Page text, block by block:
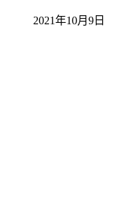
2021年10月9日